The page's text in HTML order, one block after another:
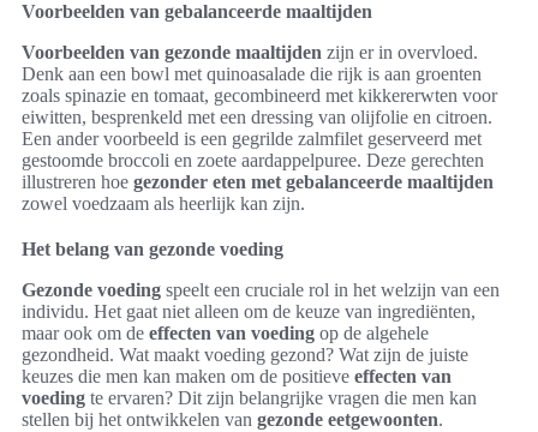
Voorbeelden van gebalanceerde maaltijden
Voorbeelden van gezonde maaltijden zijn er in overvloed.
Denk aan een bowl met quinoasalade die rijk is aan groenten
zoals spinazie en tomaat, gecombineerd met kikkererwten voor
eiwitten, besprenkeld met een dressing van olijfolie en citroen.
Een ander voorbeeld is een gegrilde zalmfilet geserveerd met
gestoomde broccoli en zoete aardappelpuree. Deze gerechten
illustreren hoe gezonder eten met gebalanceerde maaltijden
zowel voedzaam als heerlijk kan zijn.
Het belang van gezonde voeding
Gezonde voeding speelt een cruciale rol in het welzijn van een
individu. Het gaat niet alleen om de keuze van ingrediënten,
maar ook om de effecten van voeding op de algehele
gezondheid. Wat maakt voeding gezond? Wat zijn de juiste
keuzes die men kan maken om de positieve effecten van
voeding te ervaren? Dit zijn belangrijke vragen die men kan
stellen bij het ontwikkelen van gezonde eetgewoonten.